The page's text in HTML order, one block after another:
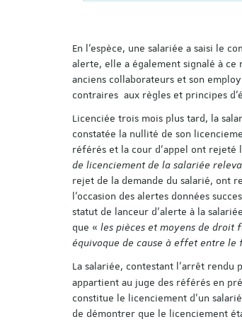
En l’espèce, une salariée a saisi le
alerte, elle a également signalé à ce
anciens collaborateurs et son
contraires aux règles et principes
Licenciée trois mois plus tard, la
constatée la nullité de son
référés et la cour d’appel ont rejeté
de licenciement de la salariée
rejet de la demande du salarié, ont
l’occasion des alertes données
statut de lanceur d’alerte à la
que « les pièces et moyens de droit
équivoque de cause à effet entre
La salariée, contestant l’arrêt rendu
appartient au juge des référés en
constitue le licenciement d’un
de démontrer que le licenciement